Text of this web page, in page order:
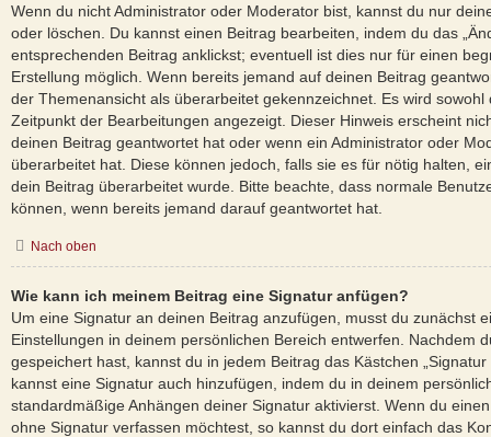
Wenn du nicht Administrator oder Moderator bist, kannst du nur
oder löschen. Du kannst einen Beitrag bearbeiten, indem du das
entsprechenden Beitrag anklickst; eventuell ist dies nur für einen
Erstellung möglich. Wenn bereits jemand auf deinen Beitrag
der Themenansicht als überarbeitet gekennzeichnet. Es wird sowohl
Zeitpunkt der Bearbeitungen angezeigt. Dieser Hinweis erscheint
deinen Beitrag geantwortet hat oder wenn ein Administrator oder
überarbeitet hat. Diese können jedoch, falls sie es für nötig halten,
dein Beitrag überarbeitet wurde. Bitte beachte, dass normale
können, wenn bereits jemand darauf geantwortet hat.
Nach oben
Wie kann ich meinem Beitrag eine Signatur anfügen?
Um eine Signatur an deinen Beitrag anzufügen, musst du zunächst
Einstellungen in deinem persönlichen Bereich entwerfen. Nachdem
gespeichert hast, kannst du in jedem Beitrag das Kästchen
kannst eine Signatur auch hinzufügen, indem du in deinem
standardmäßige Anhängen deiner Signatur aktivierst. Wenn du
ohne Signatur verfassen möchtest, so kannst du dort einfach das